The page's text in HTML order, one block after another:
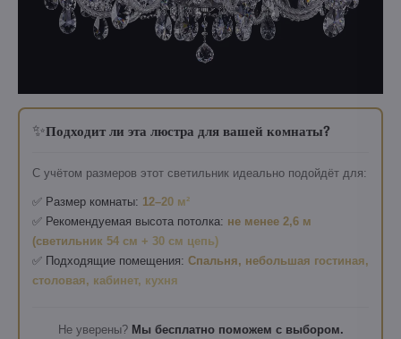
✨Подходит ли эта люстра для вашей комнаты?
С учётом размеров этот светильник идеально подойдёт для:
✅ Размер комнаты: 12–20 м²
✅ Рекомендуемая высота потолка: не менее 2,6 м
(светильник 54 см + 30 см цепь)
✅ Подходящие помещения: Спальня, небольшая гостиная,
столовая, кабинет, кухня
Не уверены? Мы бесплатно поможем с выбором.